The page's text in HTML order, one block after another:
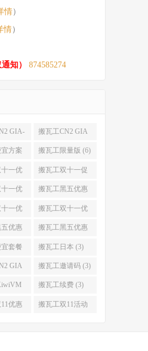
情）
情）
知）
874585274
GIA- 搬瓦工CN2 GIA
(9)
方案 搬瓦工限量版 (6)
一优 搬瓦工双十一促
销 (5)
一优
(5)
搬瓦工黑五优惠
(5)
一优
开始
搬瓦工双十一优
惠码 (4)
优惠 搬瓦工黑五优惠
什么时候开始 (4)
套餐 搬瓦工日本 (3)
GIA 搬瓦工邀请码 (3)
(3)
搬瓦工续费 (3)
优惠 搬瓦工双11活动